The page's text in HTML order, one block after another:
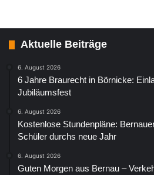
Aktuelle Beiträge
6. August 2026
6 Jahre Braurecht in Börnicke:
Jubiläumsfest
6. August 2026
Kostenlose Stundenpläne:
Schüler durchs neue Jahr
6. August 2026
Guten Morgen aus Bernau –